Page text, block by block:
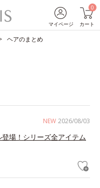
マイページ
0
カート
ヘアのまとめ
NEW 2026/08/03
場！シリーズ全アイテム